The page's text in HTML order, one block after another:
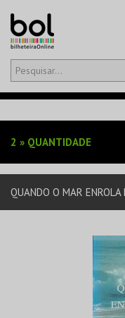
Olá,iniciar sessão
EVENTOS
CARTÕES
2 » QUANTIDADE
QUANDO O MAR